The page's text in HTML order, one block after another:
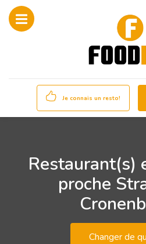
Je connais un resto!
Restaurant(s)
proche
Changer de